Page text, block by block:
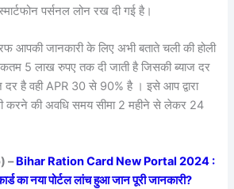
पर्सनल लोन रख दी गई है।
आपकी जानकारी के लिए अभी बताते चली की होली
5 लाख रुपए तक दी जाती है जिसकी ब्याज दर
दर है वही APR 30 से 90% है । इसे आप द्वारा
करने की अवधि समय सीमा 2 महीने से लेकर 24
–Bihar Ration Card New Portal 2024 :
का नया पोर्टल लांच हुआ जान पूरी जानकारी?